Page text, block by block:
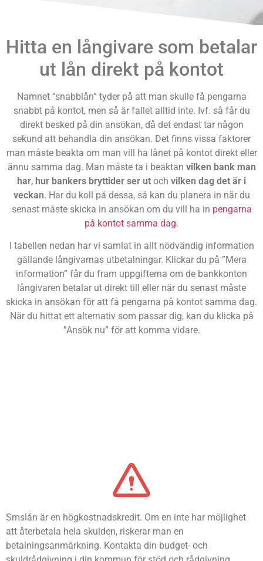
Hitta en långivare som betalar
ut lån direkt på kontot
Namnet ”snabblån” tyder på att man skulle få pengarna
snabbt på kontot, men så är fallet alltid inte. Ivf. så får du
direkt besked på din ansökan, då det endast tar någon
sekund att behandla din ansökan. Det finns vissa faktorer
man måste beakta om man vill ha lånet på kontot direkt eller
ännu samma dag. Man måste ta i beaktan vilken bank man
har, hur bankers bryttider ser ut och vilken dag det är i
veckan. Har du koll på dessa, så kan du planera in när du
senast måste skicka in ansökan om du vill ha in pengarna
på kontot samma dag.
I tabellen nedan har vi samlat in allt nödvändig information
gällande långivarnas utbetalningar. Klickar du på ”Mera
information” får du fram uppgifterna om de bankkonton
långivaren betalar ut direkt till eller när du senast måste
skicka in ansökan för att få pengarna på kontot samma dag.
När du hittat ett alternativ som passar dig, kan du klicka på
”Ansök nu” för att komma vidare.
Smslån är en högkostnadskredit. Om en inte har möjlighet
att återbetala hela skulden, riskerar man en
betalningsanmärkning. Kontakta din budget- och